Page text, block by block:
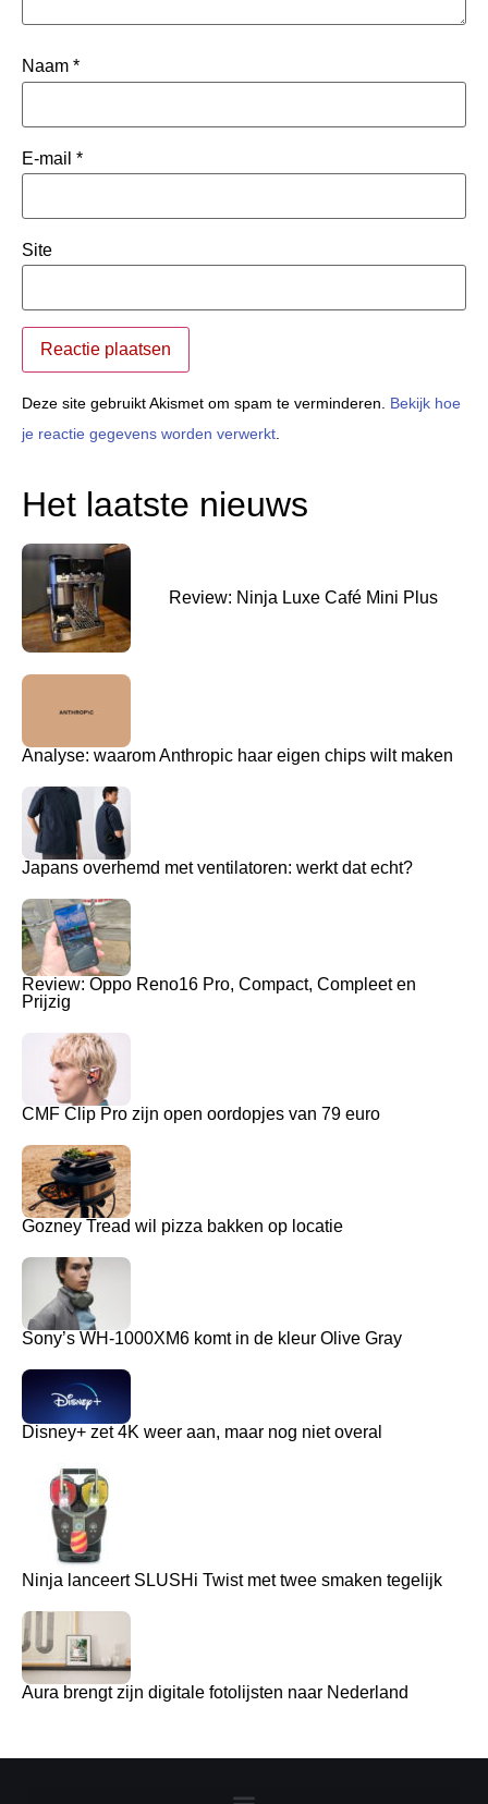
Naam *
E-mail *
Site
Deze site gebruikt Akismet om spam te verminderen. Bekijk hoe
je reactie gegevens worden verwerkt
Het laatste nieuws
Review: Ninja Luxe Café Mini Plus
Analyse: waarom Anthropic haar eigen chips wilt maken
Japans overhemd met ventilatoren: werkt dat echt?
Review: Oppo Reno16 Pro, Compact, Compleet en
Prijzig
CMF Clip Pro zijn open oordopjes van 79 euro
Gozney Tread wil pizza bakken op locatie
Sony’s WH-1000XM6 komt in de kleur Olive Gray
Disney+ zet 4K weer aan, maar nog niet overal
Ninja lanceert SLUSHi Twist met twee smaken tegelijk
Aura brengt zijn digitale fotolijsten naar Nederland